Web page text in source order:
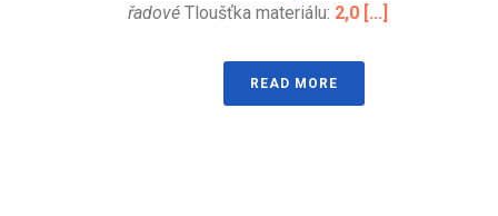
řadové Tloušťka materiálu: 2,0 [...]
READ MORE